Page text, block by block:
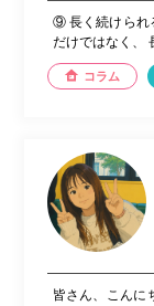
⑨ 長く続けられ
だけではなく、
コラム
皆さん、こんに